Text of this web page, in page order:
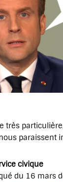
très
paraissent
civique
du 16 mars